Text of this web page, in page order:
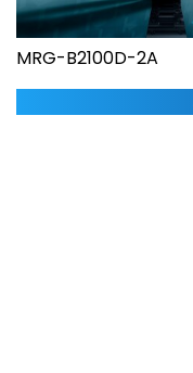
MRG-B2100D-2A